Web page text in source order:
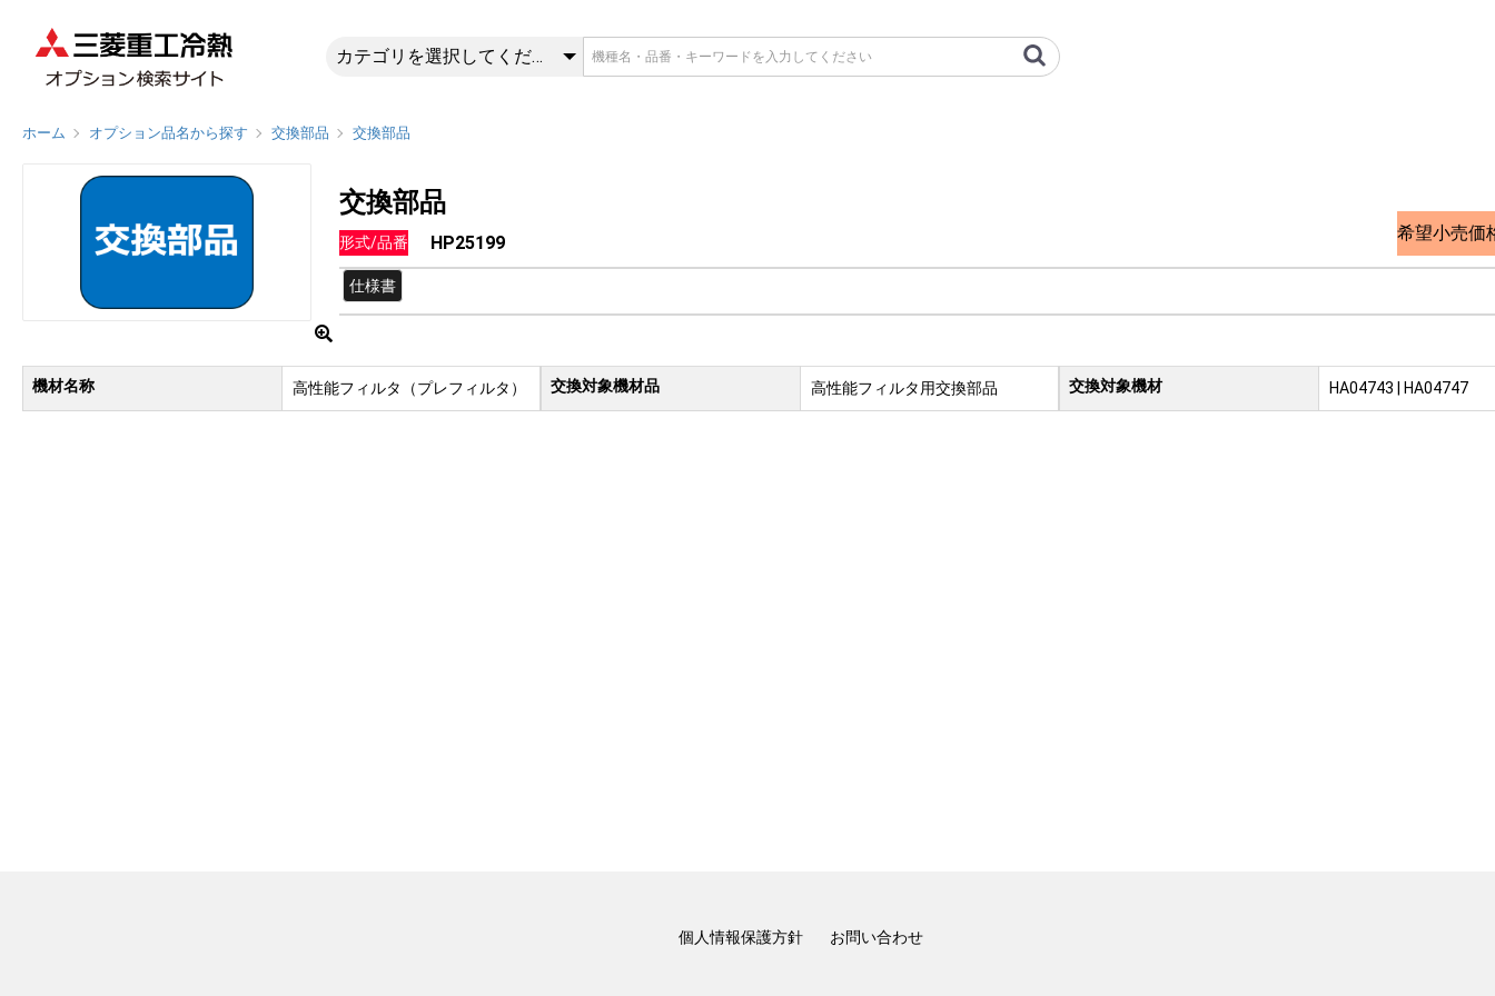
HP25199 | 交換部品 | 三菱重工冷熱 オプション検索サイト
カテゴリを選択してください
ホーム オプション品名から探す 交換部品 交換部品
交換部品
形式/品番 HP25199 希望小売価
仕様書
機材名称 高性能フィルタ（プレフィルタ） 交換対象機材品 高性能フィルタ用交換部品 交換対象機材 HA04743 | HA04747
個人情報保護方針 お問い合わせ